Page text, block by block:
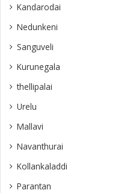
Kandarodai
Nedunkeni
Sanguveli
Kurunegala
thellipalai
Urelu
Mallavi
Navanthurai
Kollankaladdi
Parantan